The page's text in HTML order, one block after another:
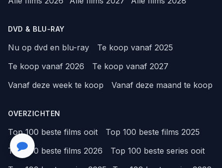
DVD & BLU-RAY
Nu op dvd en blu-ray
Te koop vanaf 2025
Te koop vanaf 2026
Te koop vanaf 2027
Vanaf deze week te koop
Vanaf deze maand te koop
OVERZICHTEN
Top 100 beste films ooit
Top 100 beste films 2025
Top 100 beste films 2026
Top 100 beste series ooit